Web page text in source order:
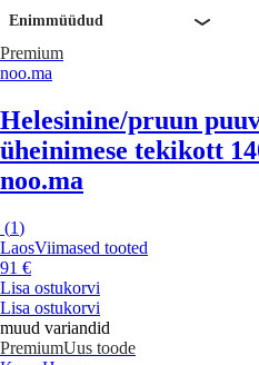
Enimmüüdud
Premium
noo.ma
Helesinine/pruun
üheinimese tekikott
noo.ma
(1)
LaosViimased tooted
91 €
Lisa ostukorvi
Lisa ostukorvi
muud variandid
PremiumUus toode